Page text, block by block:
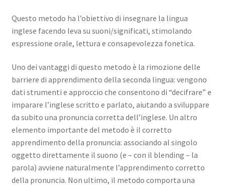
Questo metodo ha l’obiettivo di insegnare la lingua
inglese facendo leva su suoni/significati, stimolando
espressione orale, lettura e consapevolezza fonetica.
Uno dei vantaggi di questo metodo è la rimozione delle
barriere di apprendimento della seconda lingua: vengono
dati strumenti e approccio che consentono di “decifrare” e
imparare l’inglese scritto e parlato, aiutando a sviluppare
da subito una pronuncia corretta dell’inglese. Un altro
elemento importante del metodo è il corretto
apprendimento della pronuncia: associando al singolo
oggetto direttamente il suono (e – con il blending – la
parola) avviene naturalmente l’apprendimento corretto
della pronuncia. Non ultimo, il metodo comporta una